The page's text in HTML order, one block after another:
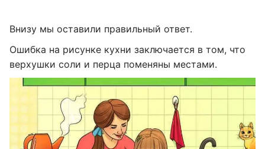
Внизу мы оставили правильный ответ.
Ошибка на рисунке кухни заключается в том, что
верхушки соли и перца поменяны местами.